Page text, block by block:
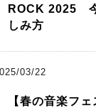
ROCK 2025
しみ方
03/22
【春の音楽フ